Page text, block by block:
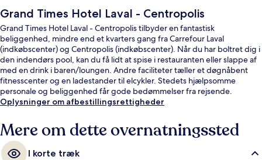
Grand Times Hotel Laval - Centropolis
Grand Times Hotel Laval - Centropolis tilbyder en fantastisk
beliggenhed, mindre end et kvarters gang fra Carrefour Laval
(indkøbscenter) og Centropolis (indkøbscenter). Når du har boltret dig i
den indendørs pool, kan du få lidt at spise i restauranten eller slappe af
med en drink i baren/loungen. Andre faciliteter tæller et døgnåbent
fitnesscenter og en ladestander til elcykler. Stedets hjælpsomme
personale og beliggenhed får gode bedømmelser fra rejsende.
Oplysninger om afbestillingsrettigheder
Mere om dette overnatningssted
I korte træk